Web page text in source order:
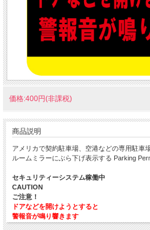
価格:400円(非課税)
商品説明
アメリカで契約駐車場、空港などの専用駐車
ルームミラーにぶら下げ表示する Parking
セキュリティーシステム稼働中
CAUTION
ご注意！
ドアなどを開けようとすると
警報音が鳴り響きます